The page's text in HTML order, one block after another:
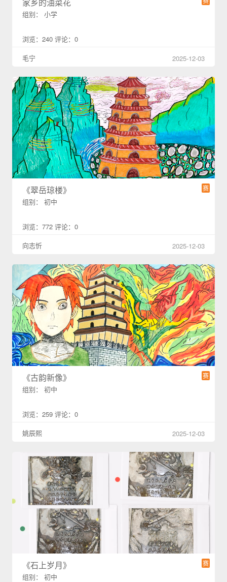
组别： 小学
浏览：240 评论：0
毛宁
2025-12-03
赛
《翠岳琼楼》
组别： 初中
浏览：772 评论：0
向志忻
2025-12-03
赛
《古韵新像》
组别： 初中
浏览：259 评论：0
姚辰熙
2025-12-03
赛
《石上岁月》
组别： 初中